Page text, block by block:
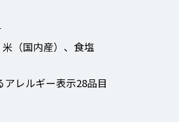
（国内産）、食塩
レルギー表示28品目